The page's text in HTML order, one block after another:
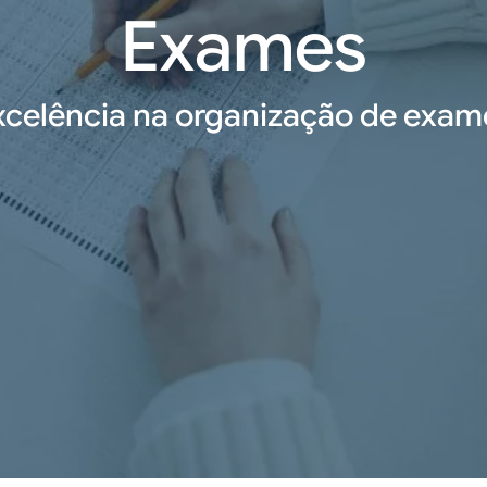
Exames
na organização de